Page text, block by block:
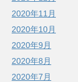
2020年11月
2020年10月
2020年9月
2020年8月
2020年7月